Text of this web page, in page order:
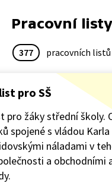
Pracovní listy
377 pracovních listů
pro SŠ
pro žáky střední školy.
spojené s vládou Karla
náladami v
a obchodními